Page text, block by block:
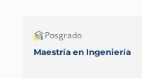
Posgrado
Maestría en Ingeniería